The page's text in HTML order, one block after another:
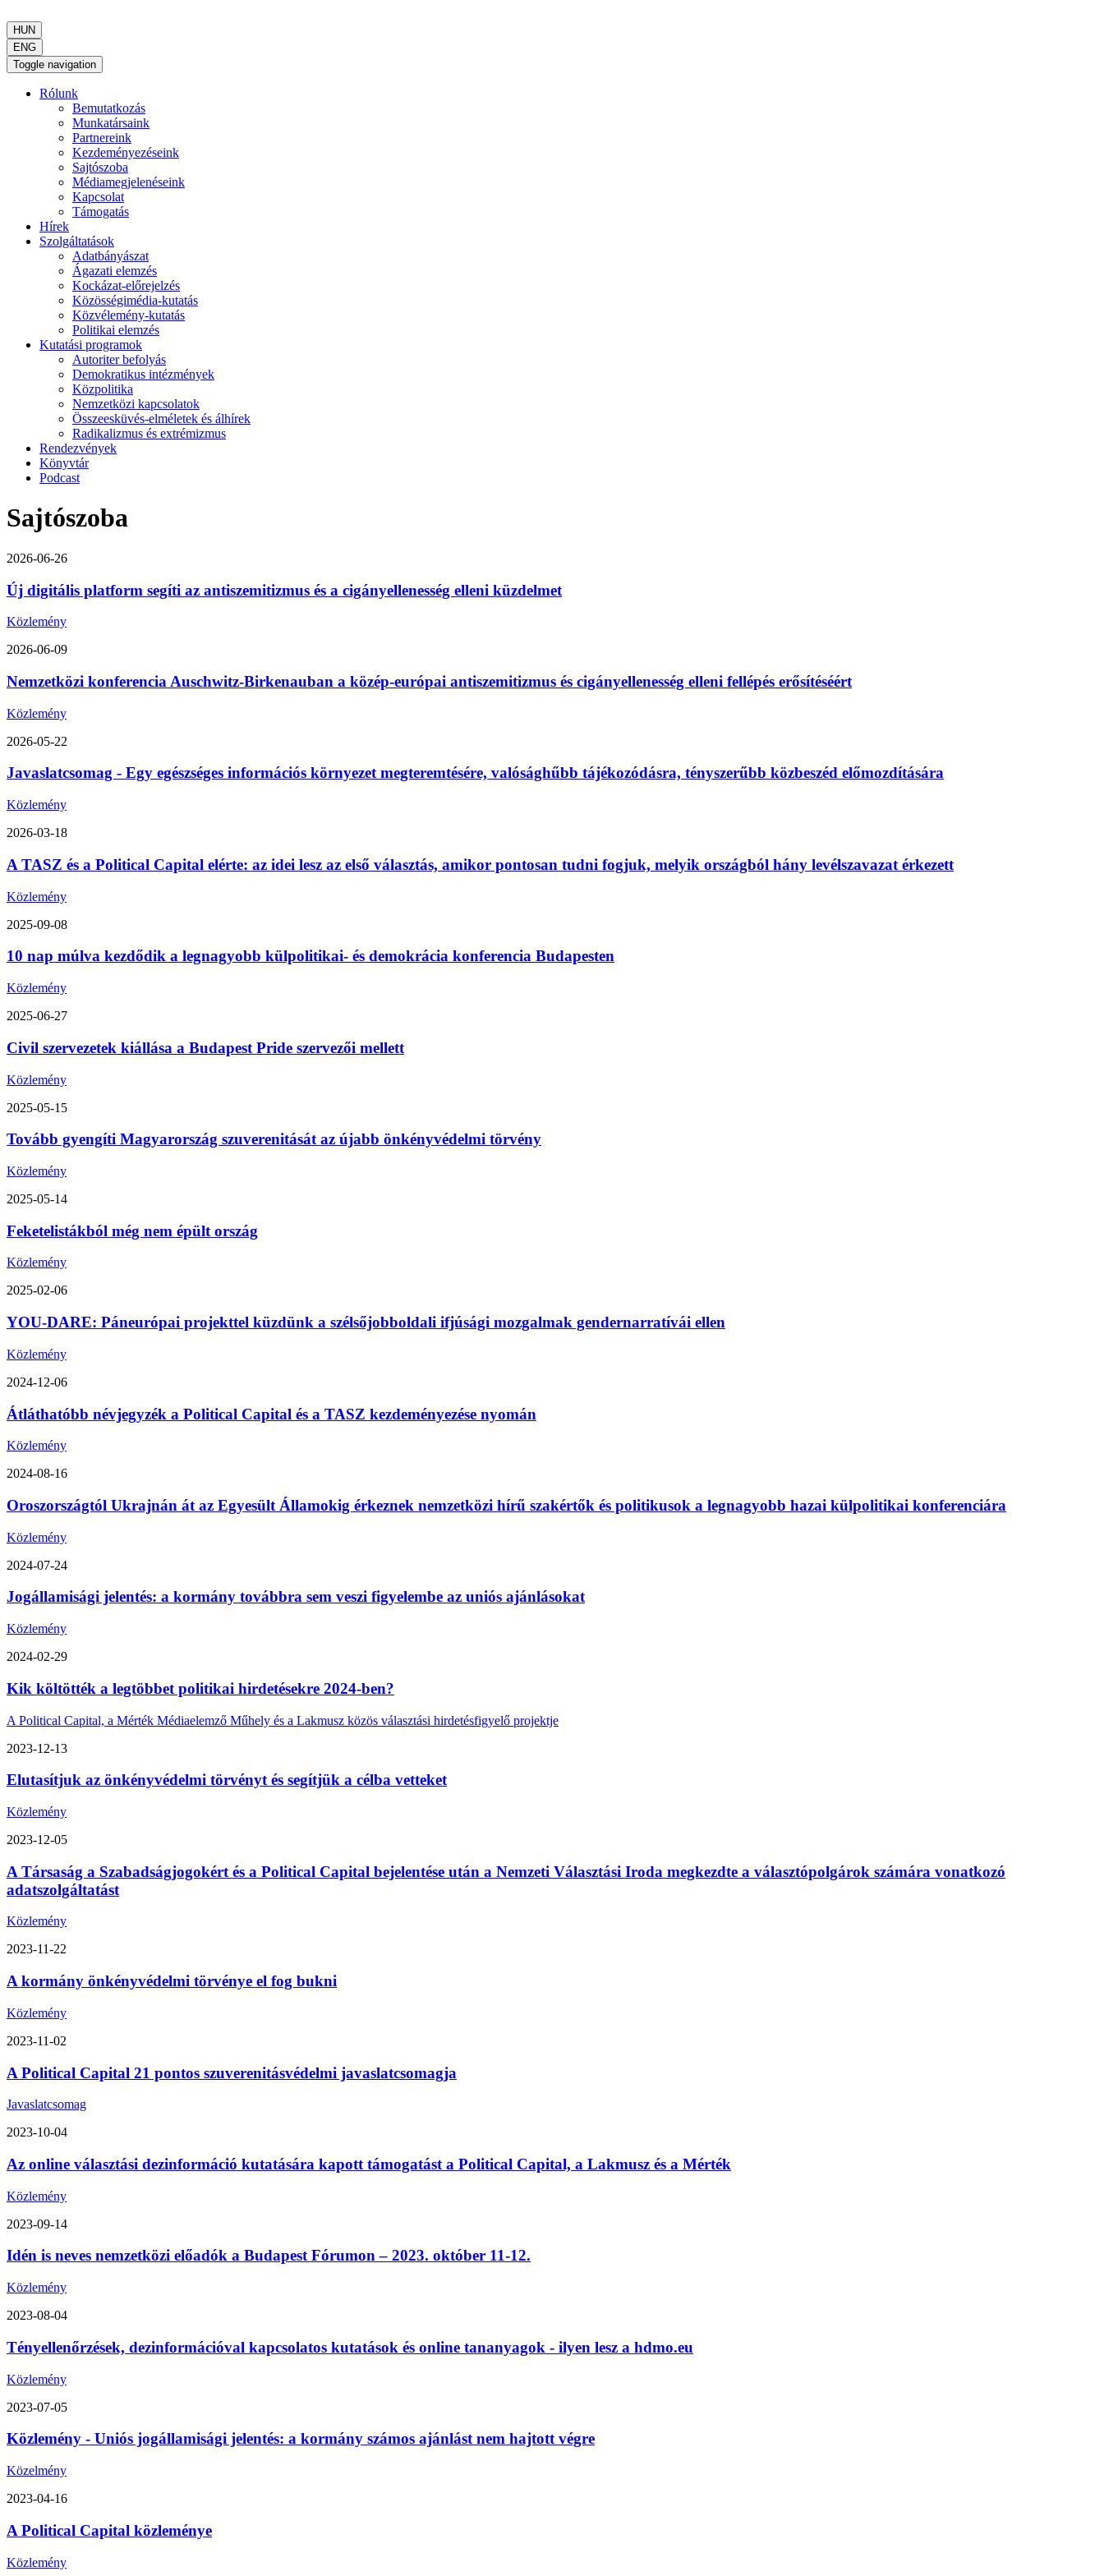
HUN
ENG
Toggle navigation
Rólunk
Bemutatkozás
Munkatársaink
Partnereink
Kezdeményezéseink
Sajtószoba
Médiamegjelenéseink
Kapcsolat
Támogatás
Hírek
Szolgáltatások
Adatbányászat
Ágazati elemzés
Kockázat-előrejelzés
Közösségimédia-kutatás
Közvélemény-kutatás
Politikai elemzés
Kutatási programok
Autoriter befolyás
Demokratikus intézmények
Közpolitika
Nemzetközi kapcsolatok
Összeesküvés-elméletek és álhírek
Radikalizmus és extrémizmus
Rendezvények
Könyvtár
Podcast
Sajtószoba
2026-06-26
Új digitális platform segíti az antiszemitizmus és a cigányellenesség elleni küzdelmet
Közlemény
2026-06-09
Nemzetközi konferencia Auschwitz-Birkenauban a közép-európai antiszemitizmus és cigányellenesség elleni fellépés erősítéséért
Közlemény
2026-05-22
Javaslatcsomag - Egy egészséges információs környezet megteremtésére, valósághűbb tájékozódásra, tényszerűbb közbeszéd előmozdítására
Közlemény
2026-03-18
A TASZ és a Political Capital elérte: az idei lesz az első választás, amikor pontosan tudni fogjuk, melyik országból hány levélszavazat érkezett
Közlemény
2025-09-08
10 nap múlva kezdődik a legnagyobb külpolitikai- és demokrácia konferencia Budapesten
Közlemény
2025-06-27
Civil szervezetek kiállása a Budapest Pride szervezői mellett
Közlemény
2025-05-15
Tovább gyengíti Magyarország szuverenitását az újabb önkényvédelmi törvény
Közlemény
2025-05-14
Feketelistákból még nem épült ország
Közlemény
2025-02-06
YOU-DARE: Páneurópai projekttel küzdünk a szélsőjobboldali ifjúsági mozgalmak gendernarratívái ellen
Közlemény
2024-12-06
Átláthatóbb névjegyzék a Political Capital és a TASZ kezdeményezése nyomán
Közlemény
2024-08-16
Oroszországtól Ukrajnán át az Egyesült Államokig érkeznek nemzetközi hírű szakértők és politikusok a legnagyobb hazai külpolitikai konferenciára
Közlemény
2024-07-24
Jogállamisági jelentés: a kormány továbbra sem veszi figyelembe az uniós ajánlásokat
Közlemény
2024-02-29
Kik költötték a legtöbbet politikai hirdetésekre 2024-ben?
A Political Capital, a Mérték Médiaelemző Műhely és a Lakmusz közös választási hirdetésfigyelő projektje
2023-12-13
Elutasítjuk az önkényvédelmi törvényt és segítjük a célba vetteket
Közlemény
2023-12-05
A Társaság a Szabadságjogokért és a Political Capital bejelentése után a Nemzeti Választási Iroda megkezdte a választópolgárok számára vonatkozó
adatszolgáltatást
Közlemény
2023-11-22
A kormány önkényvédelmi törvénye el fog bukni
Közlemény
2023-11-02
A Political Capital 21 pontos szuverenitásvédelmi javaslatcsomagja
Javaslatcsomag
2023-10-04
Az online választási dezinformáció kutatására kapott támogatást a Political Capital, a Lakmusz és a Mérték
Közlemény
2023-09-14
Idén is neves nemzetközi előadók a Budapest Fórumon – 2023. október 11-12.
Közlemény
2023-08-04
Tényellenőrzések, dezinformációval kapcsolatos kutatások és online tananyagok - ilyen lesz a hdmo.eu
Közlemény
2023-07-05
Közlemény - Uniós jogállamisági jelentés: a kormány számos ajánlást nem hajtott végre
Közelmény
2023-04-16
A Political Capital közleménye
Közlemény